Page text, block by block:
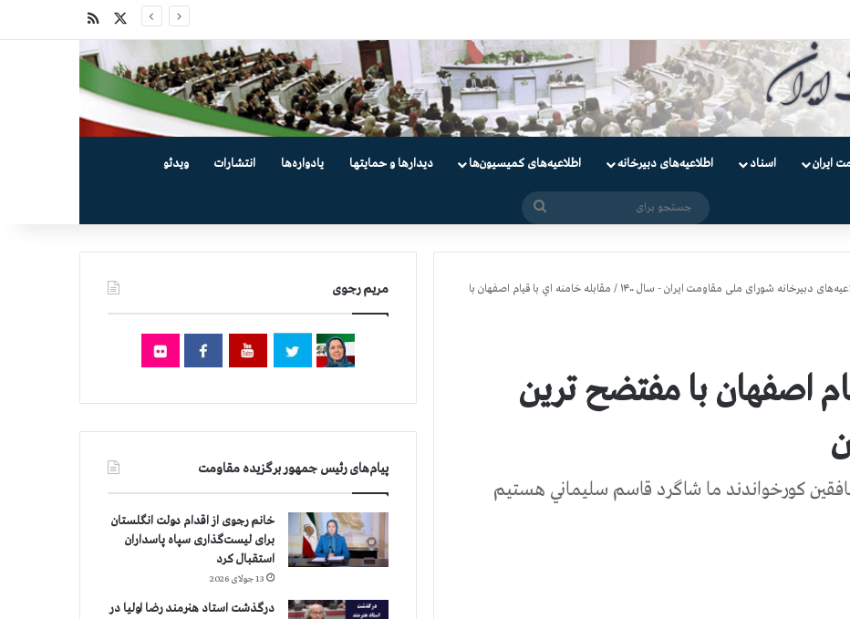
زندانیان سیاسی
ایران اسناد اطلاعیه‌های دبیرخانه اطلاعیه‌های کمیسیون‌‌ها دیدارها و حمایتها یادواره‌ها انتشارات ویدئو
دبیرخانه شورای ملی مقاومت ایران - سال ۱۴۰۰ / مقابله خامنه اي با قيام اصفهان با
اصفهان با مفتضح ترين
كورخواندند ما شاگرد قاسم سليماني هستيم
مریم رجوی
پیام‌های رئیس جمهور برگزیده مقاومت
خانم رجوی از اقدام دولت انگلستان
برای لیست‌گذاری سپاه پاسداران
استقبال کرد
13 جولای 2026
درگذشت استاد هنرمند رضا اولیا در